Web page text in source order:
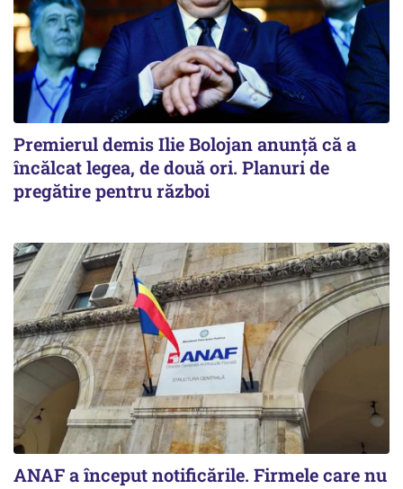
Premierul demis Ilie Bolojan anunță că a
încălcat legea, de două ori. Planuri de
pregătire pentru război
ANAF a început notificările. Firmele care nu